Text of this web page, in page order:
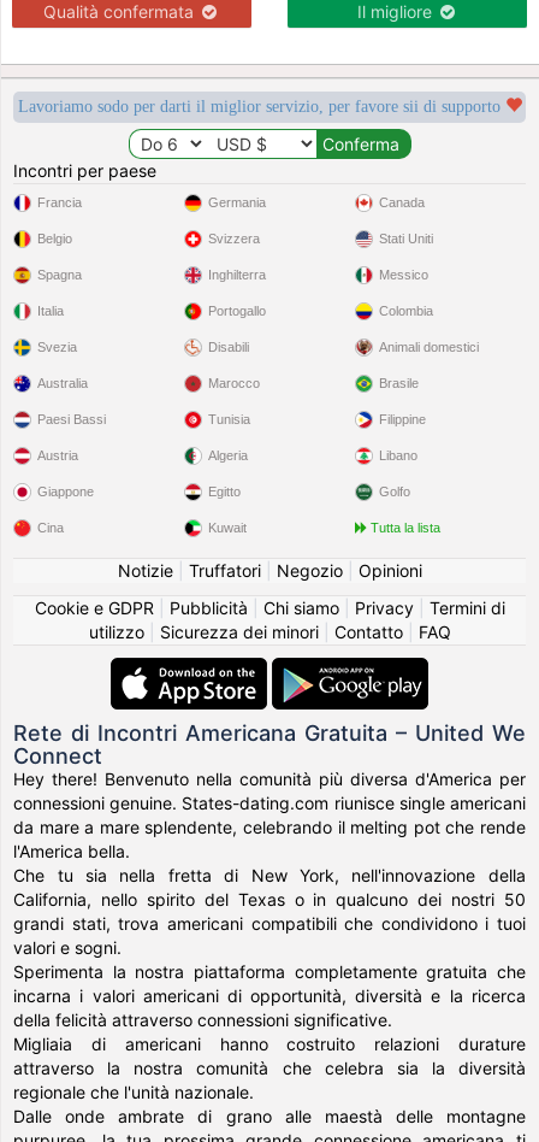
Qualità confermata Il migliore
Lavoriamo sodo per darti il miglior servizio, per favore sii di supporto
Incontri per paese
Francia
Belgio
Spagna
Italia
Svezia
Germania
Svizzera
Inghilterra
Portogallo
Disabili
Canada
Stati Uniti
Messico
Colombia
Animali domestici
Australia
Paesi Bassi
Austria
Giappone
Cina
Marocco
Tunisia
Algeria
Egitto
Kuwait
Brasile
Filippine
Libano
Golfo
Tutta la lista
Notizie| Truffatori| Negozio| Opinioni
Cookie e GDPR
Pubblicità Chi siamo| Privacy| Termini di
utilizzo| Sicurezza dei minori| Contatto| FAQ
Rete di Incontri Americana Gratuita – United We
Connect
Hey there! Benvenuto nella comunità più diversa d'America per
connessioni genuine. States-dating.com riunisce single americani
da mare a mare splendente, celebrando il melting pot che rende
l'America bella.
Che tu sia nella fretta di New York, nell'innovazione della
California, nello spirito del Texas o in qualcuno dei nostri 50
grandi stati, trova americani compatibili che condividono i tuoi
valori e sogni.
Sperimenta la nostra piattaforma completamente gratuita che
incarna i valori americani di opportunità, diversità e la ricerca
della felicità attraverso connessioni significative.
Migliaia di americani hanno costruito relazioni durature
attraverso la nostra comunità che celebra sia la diversità
regionale che l'unità nazionale.
Dalle onde ambrate di grano alle maestà delle montagne